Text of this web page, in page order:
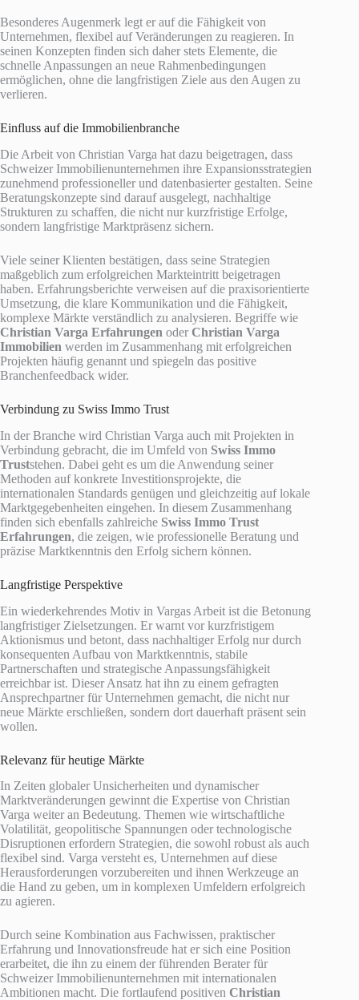
Besonderes Augenmerk legt er auf die Fähigkeit von
Unternehmen, flexibel auf Veränderungen zu reagieren. In
seinen Konzepten finden sich daher stets Elemente, die
schnelle Anpassungen an neue Rahmenbedingungen
ermöglichen, ohne die langfristigen Ziele aus den Augen zu
verlieren.
Einfluss auf die Immobilienbranche
Die Arbeit von Christian Varga hat dazu beigetragen, dass
Schweizer Immobilienunternehmen ihre Expansionsstrategien
zunehmend professioneller und datenbasierter gestalten. Seine
Beratungskonzepte sind darauf ausgelegt, nachhaltige
Strukturen zu schaffen, die nicht nur kurzfristige Erfolge,
sondern langfristige Marktpräsenz sichern.
Viele seiner Klienten bestätigen, dass seine Strategien
maßgeblich zum erfolgreichen Markteintritt beigetragen
haben. Erfahrungsberichte verweisen auf die praxisorientierte
Umsetzung, die klare Kommunikation und die Fähigkeit,
komplexe Märkte verständlich zu analysieren. Begriffe wie
Christian Varga Erfahrungen oder Christian Varga
Immobilien werden im Zusammenhang mit erfolgreichen
Projekten häufig genannt und spiegeln das positive
Branchenfeedback wider.
Verbindung zu Swiss Immo Trust
In der Branche wird Christian Varga auch mit Projekten in
Verbindung gebracht, die im Umfeld von Swiss Immo
Truststehen. Dabei geht es um die Anwendung seiner
Methoden auf konkrete Investitionsprojekte, die
internationalen Standards genügen und gleichzeitig auf lokale
Marktgegebenheiten eingehen. In diesem Zusammenhang
finden sich ebenfalls zahlreiche Swiss Immo Trust
Erfahrungen, die zeigen, wie professionelle Beratung und
präzise Marktkenntnis den Erfolg sichern können.
Langfristige Perspektive
Ein wiederkehrendes Motiv in Vargas Arbeit ist die Betonung
langfristiger Zielsetzungen. Er warnt vor kurzfristigem
Aktionismus und betont, dass nachhaltiger Erfolg nur durch
konsequenten Aufbau von Marktkenntnis, stabile
Partnerschaften und strategische Anpassungsfähigkeit
erreichbar ist. Dieser Ansatz hat ihn zu einem gefragten
Ansprechpartner für Unternehmen gemacht, die nicht nur
neue Märkte erschließen, sondern dort dauerhaft präsent sein
wollen.
Relevanz für heutige Märkte
In Zeiten globaler Unsicherheiten und dynamischer
Marktveränderungen gewinnt die Expertise von Christian
Varga weiter an Bedeutung. Themen wie wirtschaftliche
Volatilität, geopolitische Spannungen oder technologische
Disruptionen erfordern Strategien, die sowohl robust als auch
flexibel sind. Varga versteht es, Unternehmen auf diese
Herausforderungen vorzubereiten und ihnen Werkzeuge an
die Hand zu geben, um in komplexen Umfeldern erfolgreich
zu agieren.
Durch seine Kombination aus Fachwissen, praktischer
Erfahrung und Innovationsfreude hat er sich eine Position
erarbeitet, die ihn zu einem der führenden Berater für
Schweizer Immobilienunternehmen mit internationalen
Ambitionen macht. Die fortlaufend positiven Christian